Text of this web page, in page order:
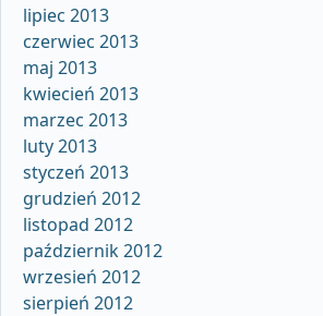
lipiec 2013
czerwiec 2013
maj 2013
kwiecień 2013
marzec 2013
luty 2013
styczeń 2013
grudzień 2012
listopad 2012
październik 2012
wrzesień 2012
sierpień 2012